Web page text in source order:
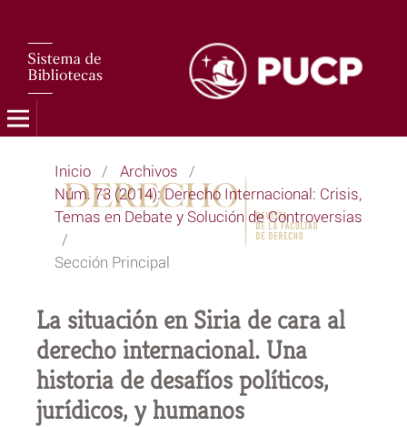
Inicio / Archivos /
Núm. 73 (2014): Derecho Internacional: Crisis,
Temas en Debate y Solución de Controversias
/
Sección Principal
La situación en Siria de cara al
derecho internacional. Una
historia de desafíos políticos,
jurídicos, y humanos